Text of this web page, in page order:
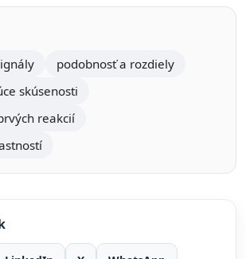
podobnosť a rozdiely
skúsenosti
reakcií